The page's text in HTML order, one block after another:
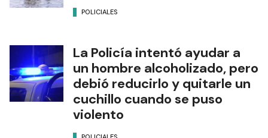
POLICIALES
La Policía intentó ayudar a
un hombre alcoholizado, pero
debió reducirlo y quitarle un
cuchillo cuando se puso
violento